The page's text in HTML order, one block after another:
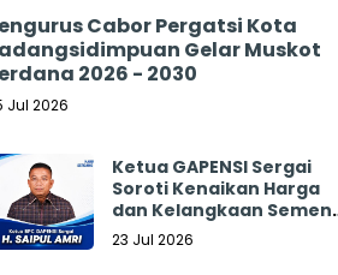
Cabor Pergatsi Kota
Gelar Muskot
2026 - 2030
Jul 2026
Ketua GAPENSI Sergai
Soroti Kenaikan Harga
dan Kelangkaan Semen,
Minta Pemerintah
23 Jul 2026